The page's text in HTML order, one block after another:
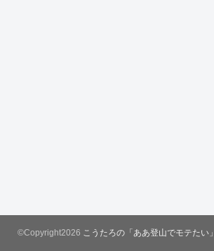
©Copyright2026 こうたろの「ああ登山でモテたい」